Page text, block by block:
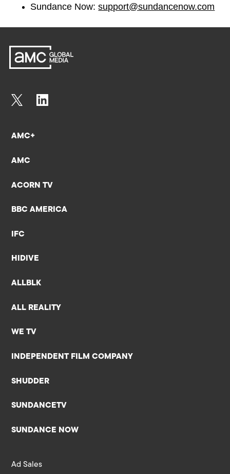
Sundance Now:support@sundancenow.com
AMC+
AMC
ACORN TV
BBC AMERICA
IFC
HIDIVE
ALLBLK
ALL REALITY
WE TV
INDEPENDENT FILM COMPANY
SHUDDER
SUNDANCETV
SUNDANCE NOW
Ad Sales